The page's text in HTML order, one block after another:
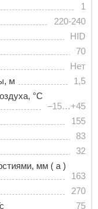
1
220-240
HID
70
Нет
м
1,5
°С
–15…+45
155
83
32
мм ( a )
163
270
75